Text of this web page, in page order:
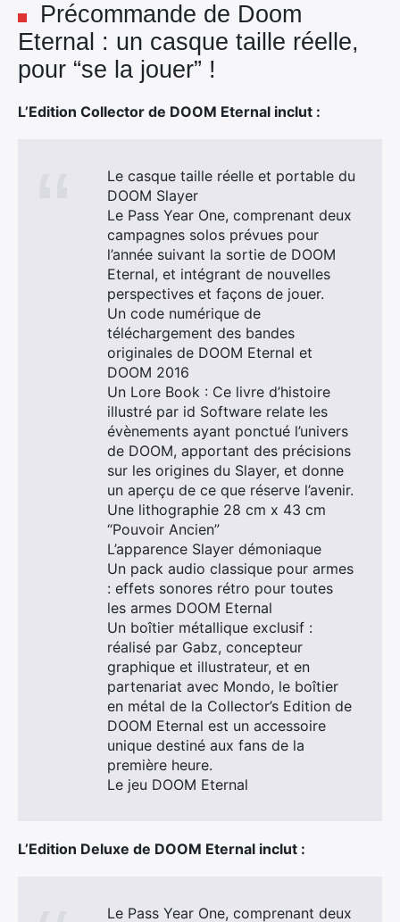
Précommande de Doom
Eternal : un casque taille réelle,
pour “se la jouer” !
L’Edition Collector de DOOM Eternal inclut :
Le casque taille réelle et portable du
DOOM Slayer
Le Pass Year One, comprenant deux
campagnes solos prévues pour
l’année suivant la sortie de DOOM
Eternal, et intégrant de nouvelles
perspectives et façons de jouer.
Un code numérique de
téléchargement des bandes
originales de DOOM Eternal et
DOOM 2016
Un Lore Book : Ce livre d’histoire
illustré par id Software relate les
évènements ayant ponctué l’univers
de DOOM, apportant des précisions
sur les origines du Slayer, et donne
un aperçu de ce que réserve l’avenir.
Une lithographie 28 cm x 43 cm
“Pouvoir Ancien”
L’apparence Slayer démoniaque
Un pack audio classique pour armes
: effets sonores rétro pour toutes
les armes DOOM Eternal
Un boîtier métallique exclusif :
réalisé par Gabz, concepteur
graphique et illustrateur, et en
partenariat avec Mondo, le boîtier
en métal de la Collector’s Edition de
DOOM Eternal est un accessoire
unique destiné aux fans de la
première heure.
Le jeu DOOM Eternal
L’Edition Deluxe de DOOM Eternal inclut :
Le Pass Year One, comprenant deux